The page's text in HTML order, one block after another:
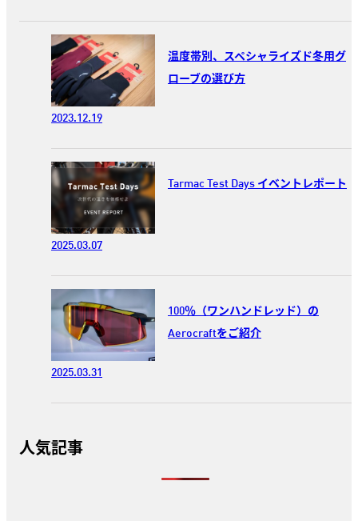
温度帯別、スペシャライズド冬用グ
ローブの選び方
2023.12.19
Tarmac Test Days イベントレポート
2025.03.07
100％（ワンハンドレッド）の
Aerocraftをご紹介
2025.03.31
人気記事